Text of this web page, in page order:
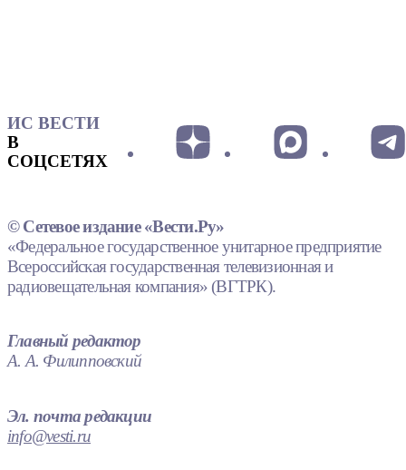
ИС ВЕСТИ
В
СОЦСЕТЯХ
© Сетевое издание «Вести.Ру»
«Федеральное государственное унитарное предприятие
Всероссийская государственная телевизионная и
радиовещательная компания» (ВГТРК).
Главный редактор
А. А. Филипповский
Эл. почта редакции
info@vesti.ru